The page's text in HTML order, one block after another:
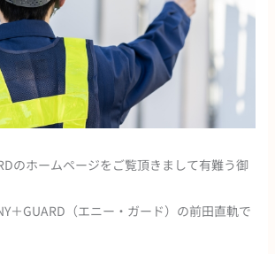
のホームページをご覧頂きまして有難う御
＋GUARD（エニー・ガード）の前田直軌で